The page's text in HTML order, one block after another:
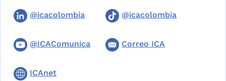
@icacolombia @icacolombia
@ICAComunica Correo ICA
ICAnet